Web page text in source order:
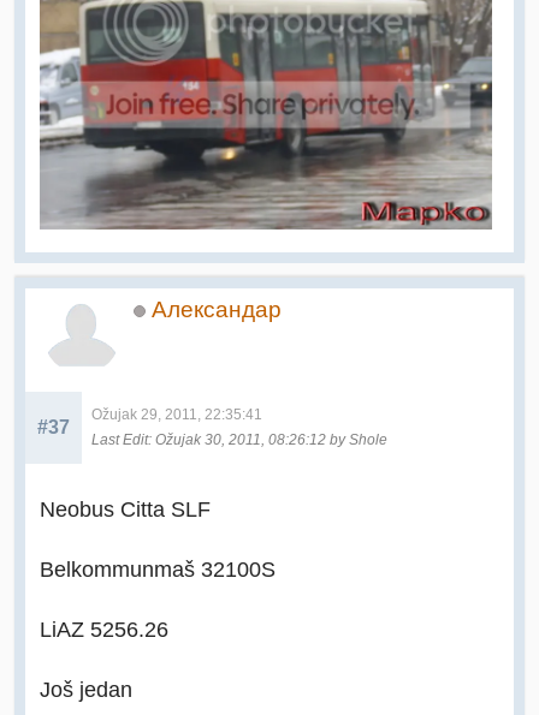
Александар
#37
Ožujak 29, 2011, 22:35:41
Last Edit: Ožujak 30, 2011, 08:26:12 by Shole
Neobus Citta SLF
Belkommunmaš 32100S
LiAZ 5256.26
Još jedan